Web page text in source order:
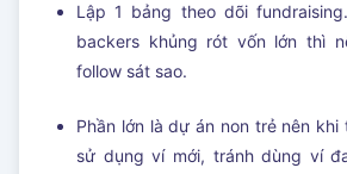
Lập 1 bảng theo dõi
backers khủng rót vốn lớn thì
follow sát sao.
Phần lớn là dự án non trẻ nên
sử dụng ví mới, tránh dùng ví